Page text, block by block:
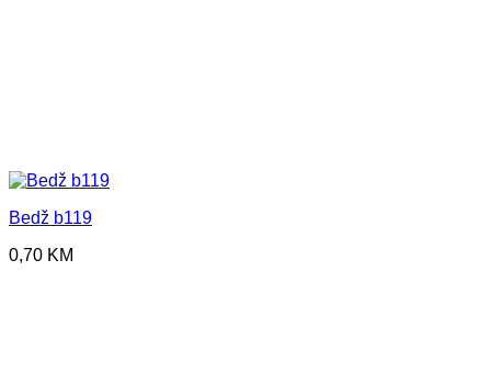
Bedž b119
0,70 KM